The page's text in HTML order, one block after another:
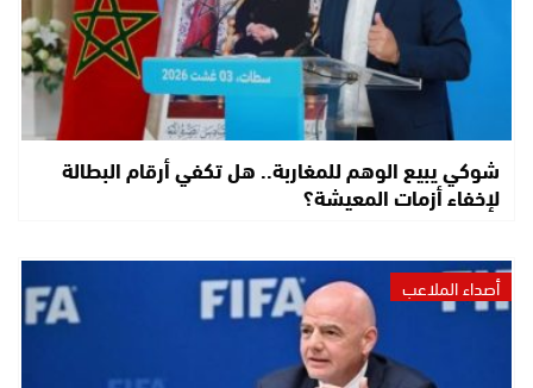
شوكي يبيع الوهم للمغاربة.. هل تكفي أرقام البطالة
لإخفاء أزمات المعيشة؟
أصداء الملاعب